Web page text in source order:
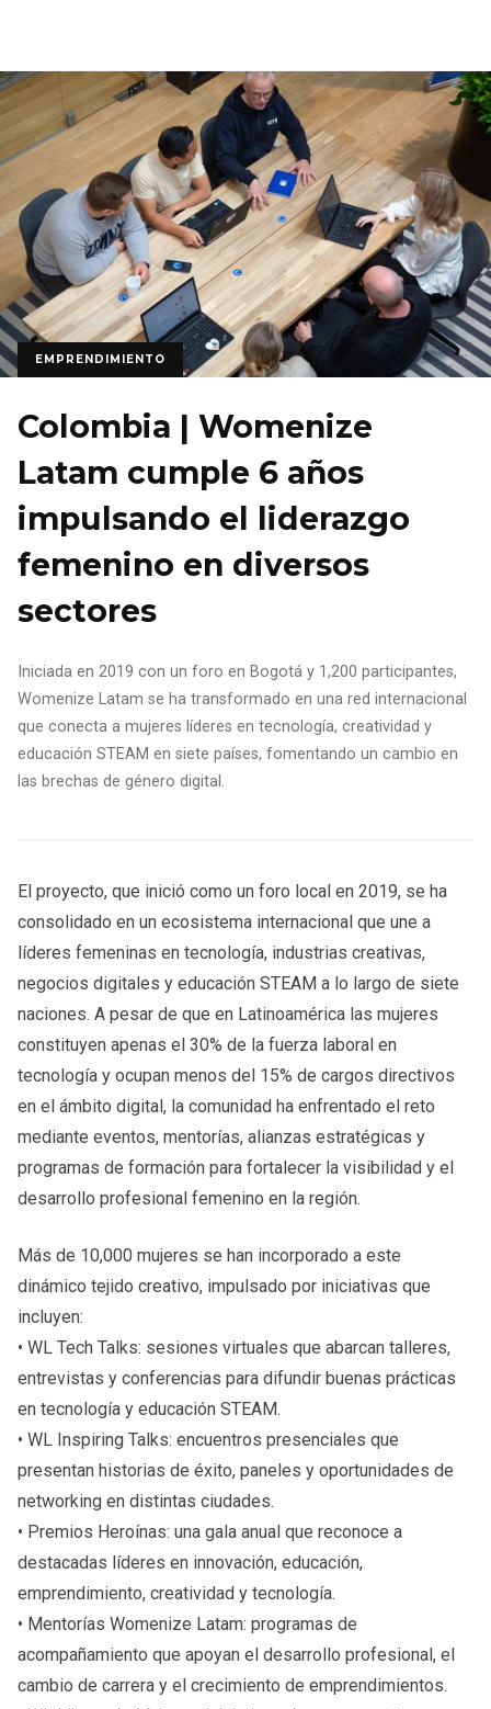
EMPRENDIMIENTO
Colombia | Womenize
Latam cumple 6 años
impulsando el liderazgo
femenino en diversos
sectores
Iniciada en 2019 con un foro en Bogotá y 1,200 participantes,
Womenize Latam se ha transformado en una red internacional
que conecta a mujeres líderes en tecnología, creatividad y
educación STEAM en siete países, fomentando un cambio en
las brechas de género digital.
El proyecto, que inició como un foro local en 2019, se ha
consolidado en un ecosistema internacional que une a
líderes femeninas en tecnología, industrias creativas,
negocios digitales y educación STEAM a lo largo de siete
naciones. A pesar de que en Latinoamérica las mujeres
constituyen apenas el 30% de la fuerza laboral en
tecnología y ocupan menos del 15% de cargos directivos
en el ámbito digital, la comunidad ha enfrentado el reto
mediante eventos, mentorías, alianzas estratégicas y
programas de formación para fortalecer la visibilidad y el
desarrollo profesional femenino en la región.
Más de 10,000 mujeres se han incorporado a este
dinámico tejido creativo, impulsado por iniciativas que
incluyen:
• WL Tech Talks: sesiones virtuales que abarcan talleres,
entrevistas y conferencias para difundir buenas prácticas
en tecnología y educación STEAM.
• WL Inspiring Talks: encuentros presenciales que
presentan historias de éxito, paneles y oportunidades de
networking en distintas ciudades.
• Premios Heroínas: una gala anual que reconoce a
destacadas líderes en innovación, educación,
emprendimiento, creatividad y tecnología.
• Mentorías Womenize Latam: programas de
acompañamiento que apoyan el desarrollo profesional, el
cambio de carrera y el crecimiento de emprendimientos.